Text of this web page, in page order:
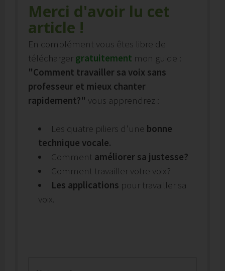
Merci d'avoir lu cet
article !
En complément vous êtes libre de
télécharger gratuitement mon guide :
"Comment travailler sa voix sans
professeur et mieux chanter
rapidement?" vous apprendrez :
Les quatre piliers d'une bonne
technique vocale.
Comment améliorer sa justesse?
Comment travailler votre voix?
Les applications pour travailler sa
voix.